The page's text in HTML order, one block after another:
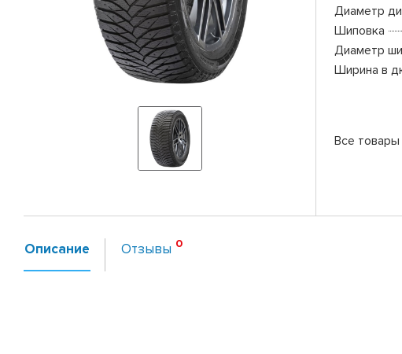
Диаметр
Шиповка
Диаметр
Ширина в
Все товары
Описание Отзывы